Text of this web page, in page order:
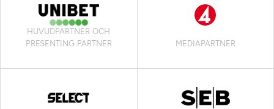
HUVUDPARTNER OCH
PRESENTING PARTNER
MEDIAPARTNER